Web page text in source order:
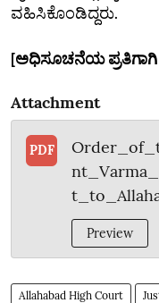
ವಹಿಸಿಕೊಂಡಿದ್ದರು.
[ಅಧಿಸೂಚನೆಯ ಪ್ರತಿಗಾಗಿ
Attachment
PDF
Preview
Allahabad High Court